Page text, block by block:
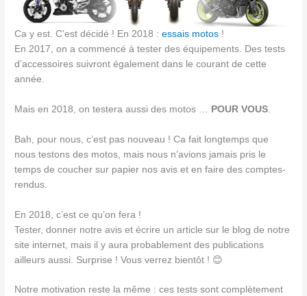
Ca y est. C’est décidé ! En 2018 :essais motos !
En 2017, on a commencé à tester des équipements. Des tests
d’accessoires suivront également dans le courant de cette
année.
Mais en 2018, on testera aussi des motos … POUR VOUS
Bah, pour nous, c’est pas nouveau ! Ca fait longtemps que
nous testons des motos, mais nous n’avions jamais pris le
temps de coucher sur papier nos avis et en faire des comptes-
rendus.
En 2018, c’est ce qu’on fera !
Tester, donner notre avis et écrire un article sur le blog de notre
site internet, mais il y aura probablement des publications
ailleurs aussi. Surprise ! Vous verrez bientôt ! 😊
Notre motivation reste la même : ces tests sont complètement